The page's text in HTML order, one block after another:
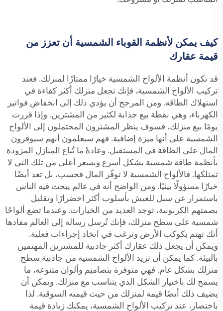
كيف يمكن لأنظمة القوباء الشمسية أن تعزز من
قيمة عقارك
قد تكون أنظمة الألواح الشمسية خيارًا ممتازًا لمنزلك. فعند
تركيب الألواح الشمسية، فإنك تجعل منزلك أكثر كفاءة في
استهلاك الطاقة. ومن المرجح أن يؤدي ذلك إلى انخفاض فواتير
الكهرباء، وهي نقطة بيع جذابة لكثير من المشترين. وإذا قررت
يومًا بيع منزلك، فسوف ينظر المشترون المحتملون إلى الألواح
الشمسية على أنها ميزة إضافية. فهم سيعلمون أنهم سيوفرون
المال على الطاقة في المستقبل. وعادةً ما تُباع المنازل المزودة
بأنظمة طاقة شمسية بشكل أسرع وبسعر أعلى من تلك التي لا
تمتلكها. فالألواح الشمسية لا توفّر المال فحسب، بل تعد أيضًا
خيارًا مسؤولًا بيئيًا. ومن الواضح أنه في عالم يبحث فيه الناس
باستمرار عن سبل للعيش بأسلوب أكثر اخضرارًا وتقليل
بصمتهم الكربونية، توجد العديد من الخيارات. وعندما تضع ألواحًا
شمسية على سطح منزلك، فإنك تُرسل رسالة إلى العالم مفادها
أنك تهتم بكوكب الأرض وترغب في اتخاذ إجراءات فعلية.
ويمكن أن يجعل ذلك عقارك أكثر جاذبية للمشترين المهتمين
بالبيئة. كما يمكن أن تزيد الألواح الشمسية من جاذبية سطح
منزلك بشكل عام. فهي متوفرة بتصاميم وألوان متنوعة، ما
يسمح لك باختيار الشكل الذي يتناسب مع منزلك. ويمكن أن
يضيف ذلك أيضًا قيمة لمنزلك من حيث قيمته السوقية. لذا
باختصار، عند تركيب الألواح الشمسية، يمكنك زيادة قيمة